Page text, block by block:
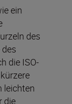
ein
des
die ISO-
leichten
die